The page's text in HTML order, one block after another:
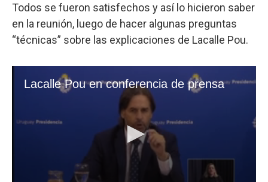
Todos se fueron satisfechos y así lo hicieron saber
en la reunión, luego de hacer algunas preguntas
“técnicas” sobre las explicaciones de Lacalle Pou.